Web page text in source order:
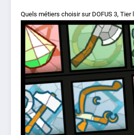
Quels métiers choisir sur DOFUS 3, Tier